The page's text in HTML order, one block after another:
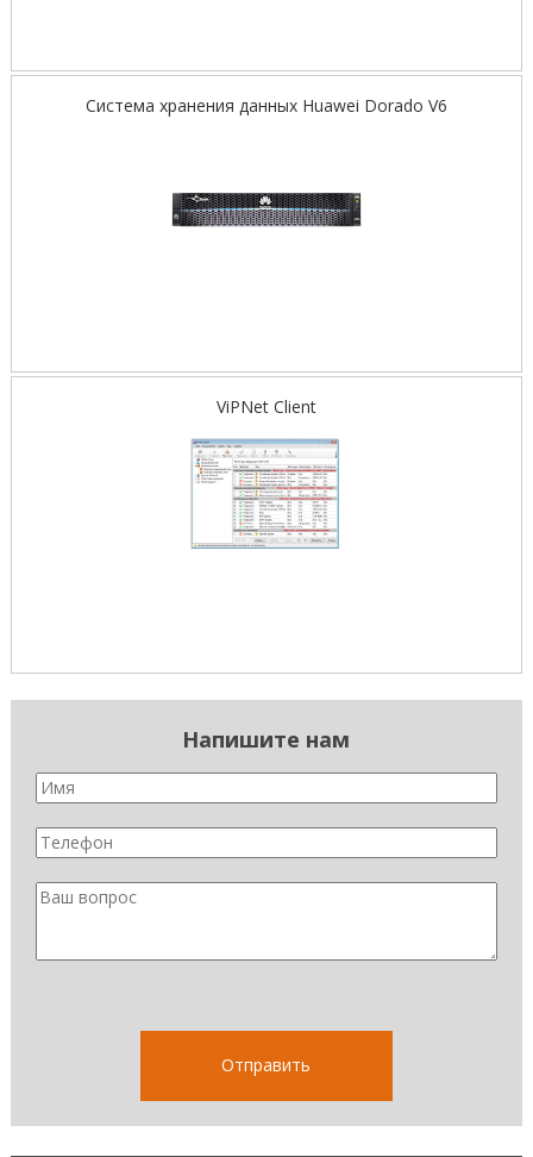
Система хранения данных Huawei Dorado V6
ViPNet Client
Напишите нам